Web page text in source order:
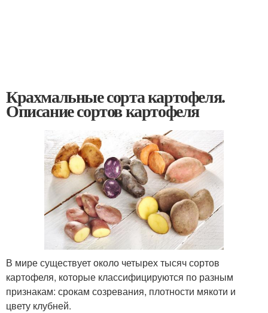
Крахмальные сорта картофеля.
Описание сортов картофеля
В мире существует около четырех тысяч сортов
картофеля, которые классифицируются по разным
признакам: срокам созревания, плотности мякоти и
цвету клубней.